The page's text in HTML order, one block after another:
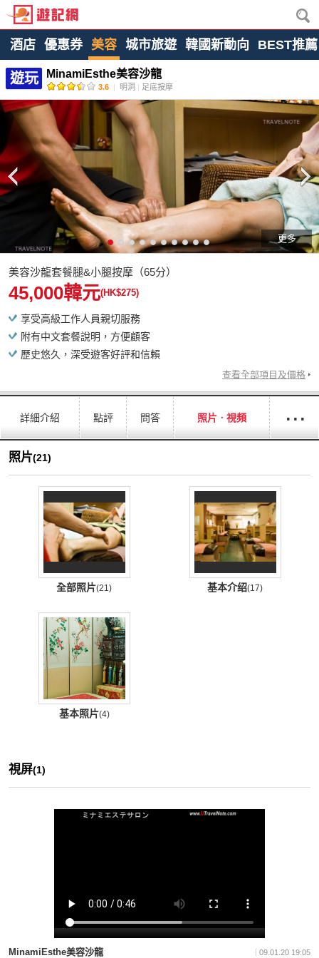
酒店 優惠券 美容 城市旅遊 韓國新動向 BEST推薦
遊玩 MinamiEsthe美容沙龍
3.6 | 明洞 | 足底按摩
更多
美容沙龍套餐腿&小腿按摩（65分）
45,000韓元(HK$275)
享受高級工作人員親切服務
附有中文套餐說明，方便顧客
歷史悠久，深受遊客好評和信賴
查看全部項目及價格
詳細介紹 點評 問答 照片ㆍ視頻 ···
照片(21)
全部照片(21) 基本介绍(17)
基本照片(4)
視屏(1)
MinamiEsthe美容沙龍 09.01.20 19:05